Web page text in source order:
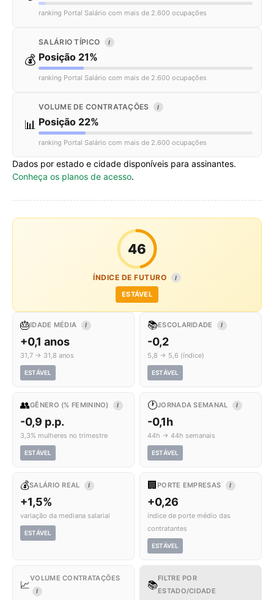
ranking Portal Salário com mais de 2.600 ocupações
💰
SALÁRIO TÍPICO I
Posição 21%
ranking Portal Salário com mais de 2.600 ocupações
📊
VOLUME DE CONTRATAÇÕES I
Posição 22%
ranking Portal Salário com mais de 2.600 ocupações
Dados por estado e cidade disponíveis para assinantes.
Conheça os planos de acesso.
46
ÍNDICE DE FUTURO I
ESTÁVEL
🎂IDADE MÉDIA I
+0,1 anos
31,7 → 31,8 anos
ESTÁVEL
📚ESCOLARIDADE I
-0,2
5,8 → 5,6 (índice)
ESTÁVEL
👥GÊNERO (% FEMININO) I
-0,9 p.p.
3,3% mulheres no trimestre
ESTÁVEL
🕐JORNADA SEMANAL I
-0,1h
44h → 44h semanais
ESTÁVEL
💰SALÁRIO REAL I
+1,5%
variação da mediana salarial
ESTÁVEL
🏢 PORTE EMPRESAS I
+0,26
índice de porte médio das
contratantes
ESTÁVEL
📈
VOLUME CONTRATAÇÕES
I
📚
FILTRE POR
ESTADO/CIDADE